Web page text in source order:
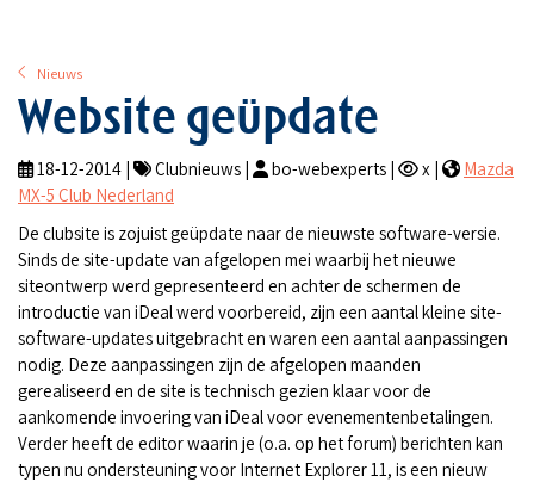
Nieuws
Website geüpdate
18-12-2014 | Clubnieuws | bo-webexperts | x |
Mazda
MX-5 Club Nederland
De clubsite is zojuist geüpdate naar de nieuwste software-versie.
Sinds de site-update van afgelopen mei waarbij het nieuwe
siteontwerp werd gepresenteerd en achter de schermen de
introductie van iDeal werd voorbereid, zijn een aantal kleine site-
software-updates uitgebracht en waren een aantal aanpassingen
nodig. Deze aanpassingen zijn de afgelopen maanden
gerealiseerd en de site is technisch gezien klaar voor de
aankomende invoering van iDeal voor evenementenbetalingen.
Verder heeft de editor waarin je (o.a. op het forum) berichten kan
typen nu ondersteuning voor Internet Explorer 11, is een nieuw